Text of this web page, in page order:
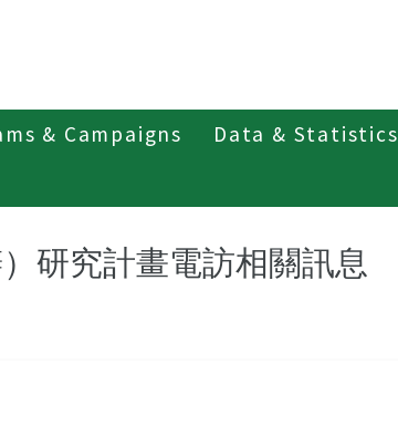
& Campaigns
Data & Statistics
研究計畫電訪相關訊息